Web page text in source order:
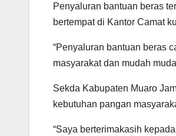
Penyaluran bantuan beras
bertempat di Kantor Camat
“Penyaluran bantuan beras
masyarakat dan mudah
Sekda Kabupaten Muaro
kebutuhan pangan
“Saya berterimakasih